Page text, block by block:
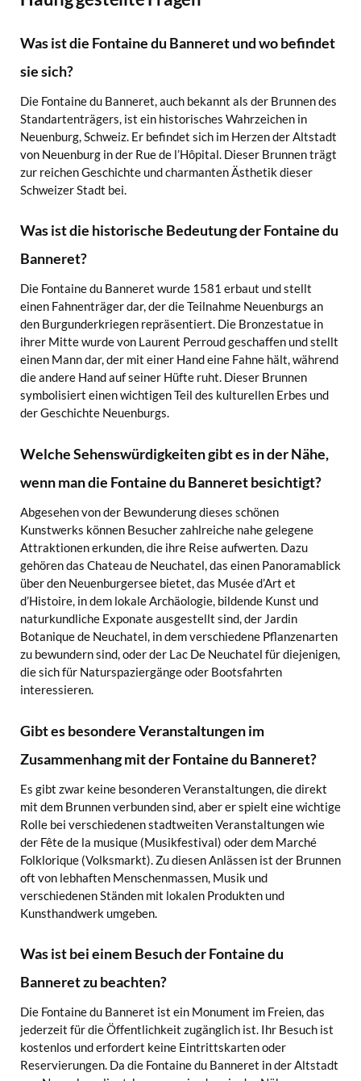
Was ist die Fontaine du Banneret und wo befindet
sie sich?
Die Fontaine du Banneret, auch bekannt als der Brunnen des
Standartenträgers, ist ein historisches Wahrzeichen in
Neuenburg, Schweiz. Er befindet sich im Herzen der Altstadt
von Neuenburg in der Rue de l’Hôpital. Dieser Brunnen trägt
zur reichen Geschichte und charmanten Ästhetik dieser
Schweizer Stadt bei.
Was ist die historische Bedeutung der Fontaine du
Banneret?
Die Fontaine du Banneret wurde 1581 erbaut und stellt
einen Fahnenträger dar, der die Teilnahme Neuenburgs an
den Burgunderkriegen repräsentiert. Die Bronzestatue in
ihrer Mitte wurde von Laurent Perroud geschaffen und stellt
einen Mann dar, der mit einer Hand eine Fahne hält, während
die andere Hand auf seiner Hüfte ruht. Dieser Brunnen
symbolisiert einen wichtigen Teil des kulturellen Erbes und
der Geschichte Neuenburgs.
Welche Sehenswürdigkeiten gibt es in der Nähe,
wenn man die Fontaine du Banneret besichtigt?
Abgesehen von der Bewunderung dieses schönen
Kunstwerks können Besucher zahlreiche nahe gelegene
Attraktionen erkunden, die ihre Reise aufwerten. Dazu
gehören das Chateau de Neuchatel, das einen Panoramablick
über den Neuenburgersee bietet, das Musée d’Art et
d’Histoire, in dem lokale Archäologie, bildende Kunst und
naturkundliche Exponate ausgestellt sind, der Jardin
Botanique de Neuchatel, in dem verschiedene Pflanzenarten
zu bewundern sind, oder der Lac De Neuchatel für diejenigen,
die sich für Naturspaziergänge oder Bootsfahrten
interessieren.
Gibt es besondere Veranstaltungen im
Zusammenhang mit der Fontaine du Banneret?
Es gibt zwar keine besonderen Veranstaltungen, die direkt
mit dem Brunnen verbunden sind, aber er spielt eine wichtige
Rolle bei verschiedenen stadtweiten Veranstaltungen wie
der Fête de la musique (Musikfestival) oder dem Marché
Folklorique (Volksmarkt). Zu diesen Anlässen ist der Brunnen
oft von lebhaften Menschenmassen, Musik und
verschiedenen Ständen mit lokalen Produkten und
Kunsthandwerk umgeben.
Was ist bei einem Besuch der Fontaine du
Banneret zu beachten?
Die Fontaine du Banneret ist ein Monument im Freien, das
jederzeit für die Öffentlichkeit zugänglich ist. Ihr Besuch ist
kostenlos und erfordert keine Eintrittskarten oder
Reservierungen. Da die Fontaine du Banneret in der Altstadt